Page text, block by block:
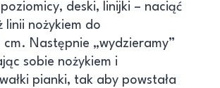
deski, linijki – naciąć
linii nożykiem do
Następnie „wydzieramy”
sobie nożykiem i
pianki, tak aby powstała